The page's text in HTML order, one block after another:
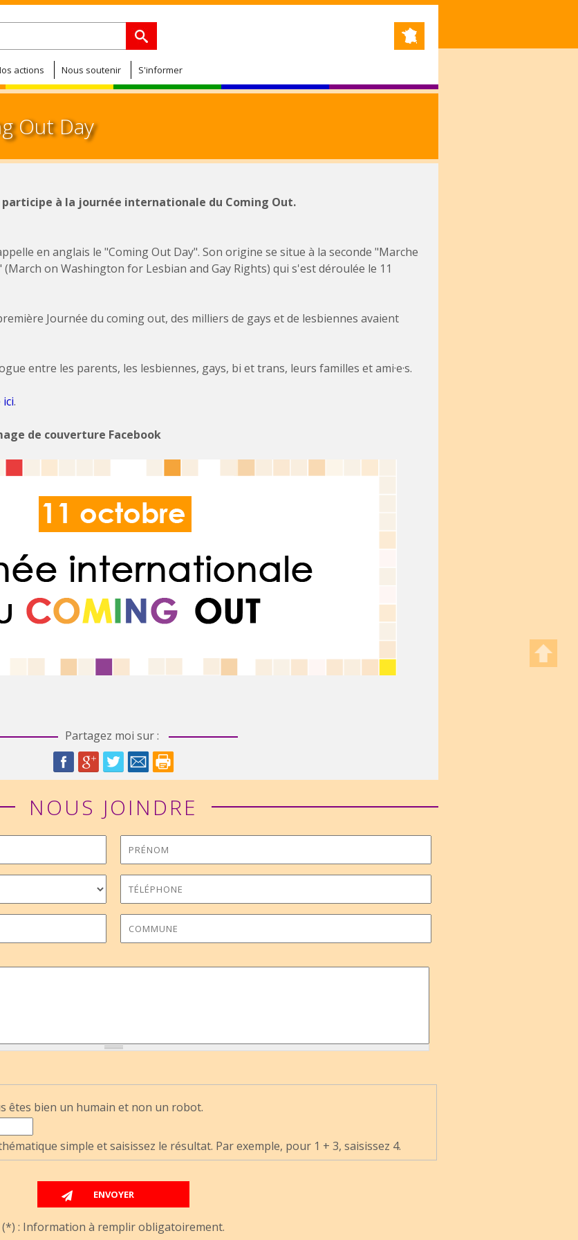
Jump to navigation
actions Nous soutenir S'informer
Out Day
participe à la journée internationale du Coming Out.
en anglais le "Coming Out Day". Son origine se situe à la seconde "Marche
on Washington for Lesbian and Gay Rights) qui s'est déroulée le 11
Journée du coming out, des milliers de gays et de lesbiennes avaient
entre les parents, les lesbiennes, gays, bi et trans, leurs familles et ami·e·s.
.
de couverture Facebook
Partagez moi sur :
NOUS JOINDRE
êtes bien un humain et non un robot.
simple et saisissez le résultat. Par exemple, pour 1 + 3, saisissez 4.
(*) : Information à remplir obligatoirement.